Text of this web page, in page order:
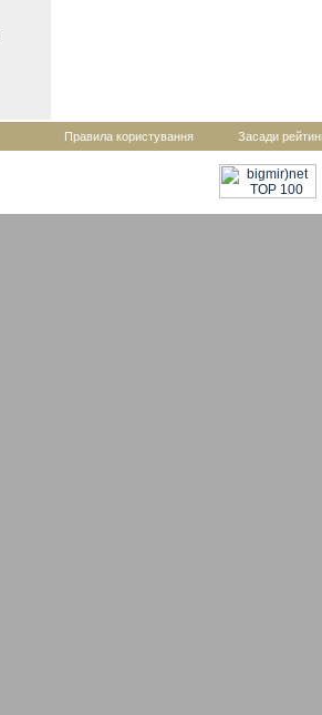
Правила користування Засади